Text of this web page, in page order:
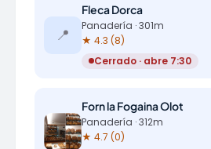
📍
Fleca Dorca
Panadería · 301m
★ 4.3 (8)
Cerrado · abre 7:30
Forn la Fogaina Olot
Panadería · 312m
★ 4.7 (0)